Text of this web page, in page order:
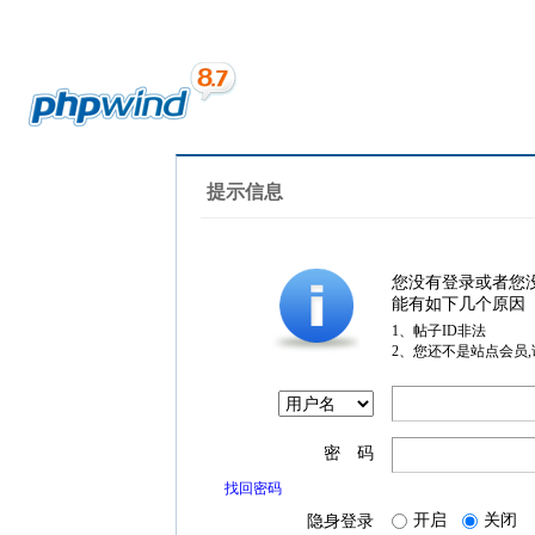
提示信息
您没有登录或者您
能有如下几个原因
1、帖子ID非法
2、您还不是站点会员
密 码
找回密码
隐身登录 开启 关闭